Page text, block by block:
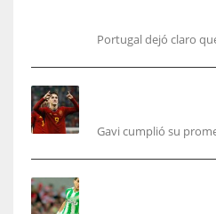
Portugal dejó claro
Gavi cumplió su